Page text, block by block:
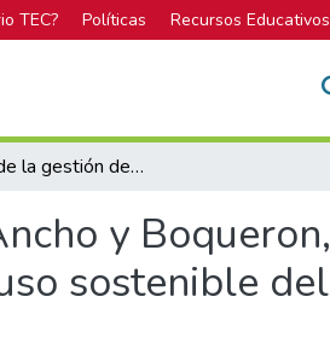
TEC? Políticas Recursos Educativos
Evaluación de la gestión de la ASADA de Paso Ancho y Boqueron, Cipreses, Oreamuno, desde una perspectiva del uso sostenible del recurso hídrico
y Boqueron,
sostenible del